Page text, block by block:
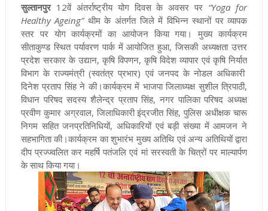
सुल्तानपुर12वें अंतर्राष्ट्रीय योग दिवस के अवसर पर “Yoga for
Healthy Ageing”थीम के अंतर्गत जिले में विभिन्न स्थानों पर व्यापक
स्तर पर योग कार्यक्रमों का आयोजन किया गया। मुख्य कार्यक्रम
सीताकुण्ड स्थित पर्यावरण पार्क में आयोजित हुआ, जिसकी अध्यक्षता उत्तर
प्रदेश सरकार के उद्यान, कृषि विपणन, कृषि विदेश व्यापार एवं कृषि निर्यात
विभाग के राज्यमंत्री (स्वतंत्र प्रभार) एवं जनपद के नोडल अधिकारी
दिनेश प्रताप सिंह ने की।कार्यक्रम में भाजपा जिलाध्यक्ष सुशील त्रिपाठी,
विधान परिषद सदस्य शैलेन्द्र प्रताप सिंह, नगर पालिका परिषद अध्यक्ष
प्रवीण कुमार अग्रवाल, जिलाधिकारी इंद्रजीत सिंह, पुलिस अधीक्षक चारू
निगम सहित जनप्रतिनिधियों, अधिकारियों एवं बड़ी संख्या में आमजन ने
सहभागिता की।कार्यक्रम का शुभारंभ मुख्य अतिथि एवं अन्य अतिथियों द्वारा
दीप प्रज्ज्वलित कर महर्षि पतंजलि एवं मां सरस्वती के चित्रों पर माल्यार्पण
के साथ किया गया।